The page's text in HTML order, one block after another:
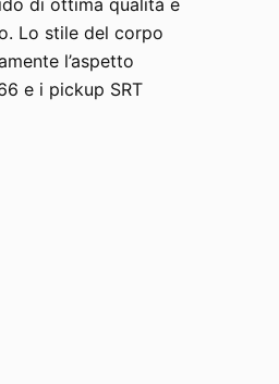
Lo stile del corpo
l’aspetto
e i pickup SRT